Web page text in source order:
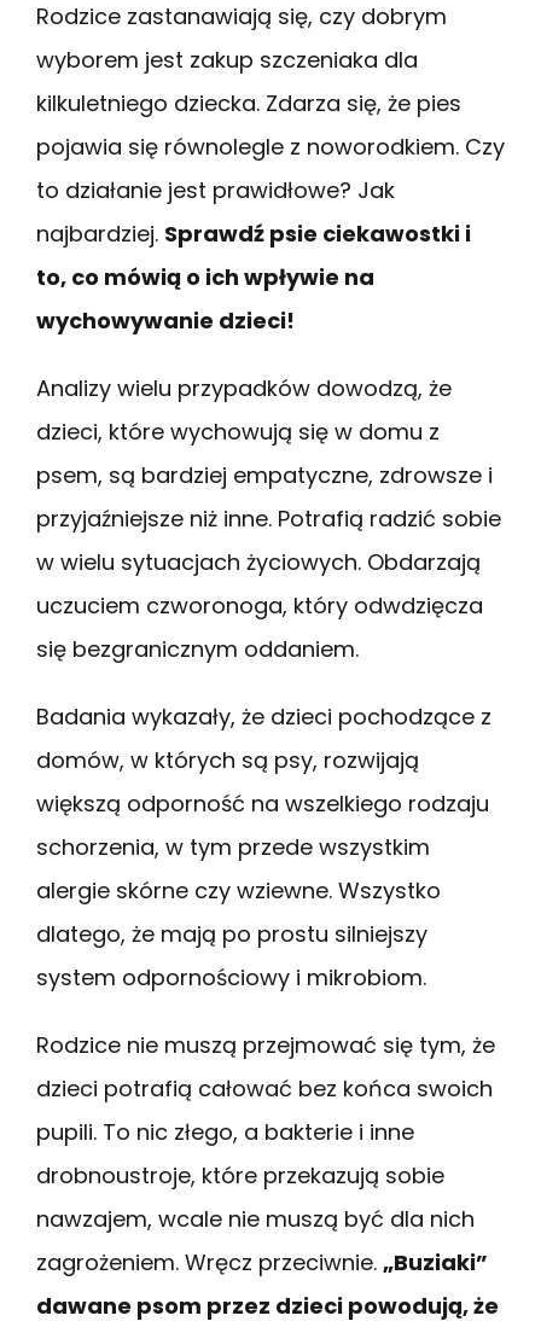
Rodzice zastanawiają się, czy dobrym
wyborem jest zakup szczeniaka dla
kilkuletniego dziecka. Zdarza się, że pies
pojawia się równolegle z noworodkiem. Czy
to działanie jest prawidłowe? Jak
najbardziej. Sprawdź psie ciekawostki i
to, co mówią o ich wpływie na
wychowywanie dzieci!
Analizy wielu przypadków dowodzą, że
dzieci, które wychowują się w domu z
psem, są bardziej empatyczne, zdrowsze i
przyjaźniejsze niż inne. Potrafią radzić sobie
w wielu sytuacjach życiowych. Obdarzają
uczuciem czworonoga, który odwdzięcza
się bezgranicznym oddaniem.
Badania wykazały, że dzieci pochodzące z
domów, w których są psy, rozwijają
większą odporność na wszelkiego rodzaju
schorzenia, w tym przede wszystkim
alergie skórne czy wziewne. Wszystko
dlatego, że mają po prostu silniejszy
system odpornościowy i mikrobiom.
Rodzice nie muszą przejmować się tym, że
dzieci potrafią całować bez końca swoich
pupili. To nic złego, a bakterie i inne
drobnoustroje, które przekazują sobie
nawzajem, wcale nie muszą być dla nich
zagrożeniem. Wręcz przeciwnie. „Buziaki”
dawane psom przez dzieci powodują, że